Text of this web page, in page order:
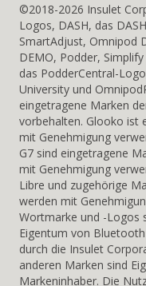
©2018-2026 Insulet
Logos, DASH, das
SmartAdjust, Omnipod
DEMO, Podder,
das PodderCentral-
University und
eingetragene Marken
vorbehalten. Glooko ist
mit Genehmigung
G7 sind eingetragene
mit Genehmigung
Libre und zugehörige
werden mit
Wortmarke und -Logos
Eigentum von
durch die Insulet
anderen Marken sind
Markeninhaber. Die